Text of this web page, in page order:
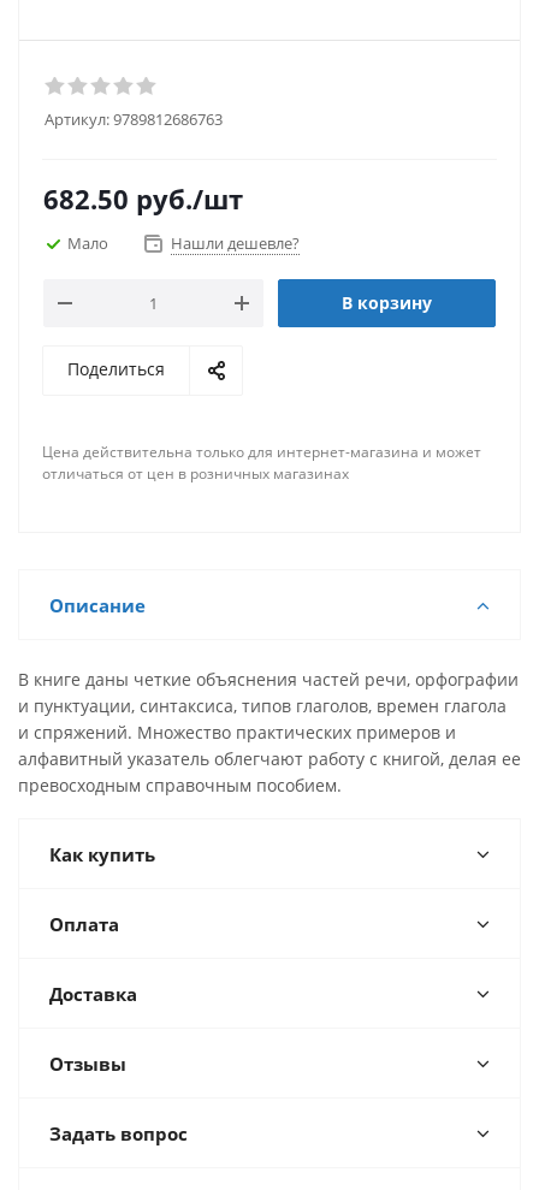
Артикул:9789812686763
682.50 руб./шт
Мало Нашли дешевле?
В корзину
Поделиться
Цена действительна только для интернет-магазина и может
отличаться от цен в розничных магазинах
Описание
В книге даны четкие объяснения частей речи, орфографии
и пунктуации, синтаксиса, типов глаголов, времен глагола
и спряжений. Множество практических примеров и
алфавитный указатель облегчают работу с книгой, делая ее
превосходным справочным пособием.
Как купить
Оплата
Доставка
Отзывы
Задать вопрос